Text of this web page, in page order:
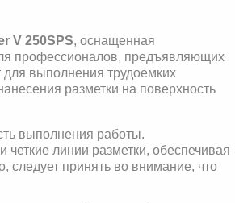
V 250SPS, оснащенная
профессионалов, предъявляющих
выполнения трудоемких
разметки на поверхность
выполнения работы.
четкие линии разметки, обеспечивая
следует принять во внимание, что